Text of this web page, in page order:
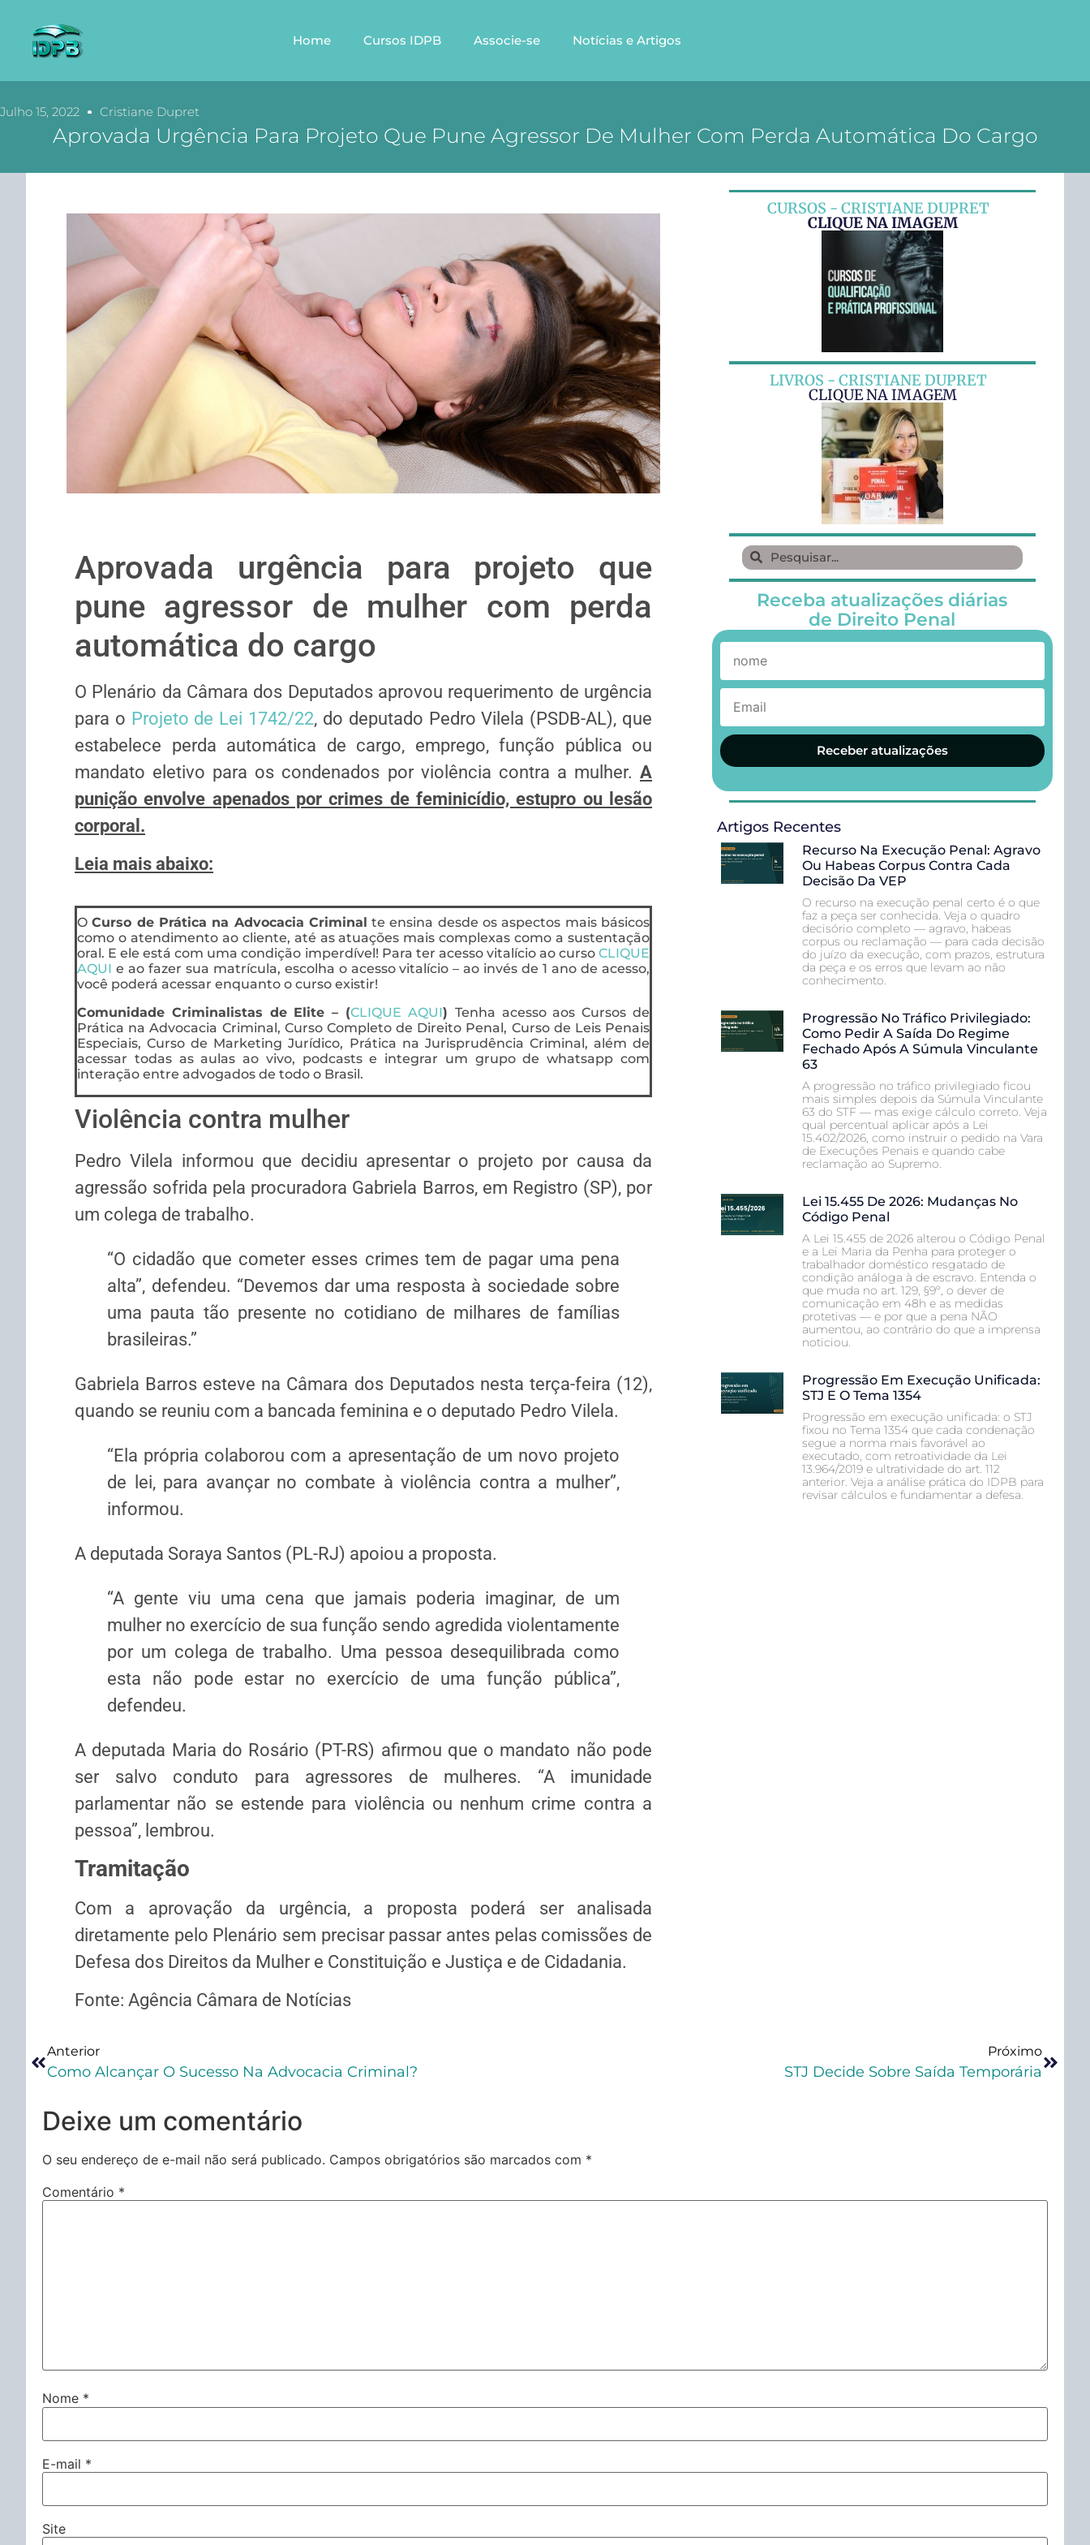
Home Cursos IDPB Associe-se Notícias e Artigos
Julho 15, 2022 Cristiane Dupret
Aprovada Urgência Para Projeto Que Pune Agressor De Mulher Com Perda Automática Do Cargo
Aprovada urgência para projeto que
pune agressor de mulher com perda
automática do cargo
O Plenário da Câmara dos Deputados aprovou requerimento de urgência
para o Projeto de Lei 1742/22, do deputado Pedro Vilela (PSDB-AL), que
estabelece perda automática de cargo, emprego, função pública ou
mandato eletivo para os condenados por violência contra a mulher. A
punição envolve apenados por crimes de feminicídio, estupro ou lesão
corporal.
Leia mais abaixo:
OCurso de Prática na Advocacia Criminal te ensina desde os aspectos mais básicos
como o atendimento ao cliente, até as atuações mais complexas como a sustentação
oral. E ele está com uma condição imperdível! Para ter acesso vitalício ao curso CLIQUE
AQUI e ao fazer sua matrícula, escolha o acesso vitalício – ao invés de 1 ano de acesso,
você poderá acessar enquanto o curso existir!
Comunidade Criminalistas de Elite – (CLIQUE AQUI) Tenha acesso aos Cursos de
Prática na Advocacia Criminal, Curso Completo de Direito Penal, Curso de Leis Penais
Especiais, Curso de Marketing Jurídico, Prática na Jurisprudência Criminal, além de
acessar todas as aulas ao vivo, podcasts e integrar um grupo de whatsapp com
interação entre advogados de todo o Brasil.
Violência contra mulher
Pedro Vilela informou que decidiu apresentar o projeto por causa da
agressão sofrida pela procuradora Gabriela Barros, em Registro (SP), por
um colega de trabalho.
“O cidadão que cometer esses crimes tem de pagar uma pena
alta”, defendeu. “Devemos dar uma resposta à sociedade sobre
uma pauta tão presente no cotidiano de milhares de famílias
brasileiras.”
Gabriela Barros esteve na Câmara dos Deputados nesta terça-feira (12),
quando se reuniu com a bancada feminina e o deputado Pedro Vilela.
“Ela própria colaborou com a apresentação de um novo projeto
de lei, para avançar no combate à violência contra a mulher”,
informou.
A deputada Soraya Santos (PL-RJ) apoiou a proposta.
“A gente viu uma cena que jamais poderia imaginar, de um
mulher no exercício de sua função sendo agredida violentamente
por um colega de trabalho. Uma pessoa desequilibrada como
esta não pode estar no exercício de uma função pública”,
defendeu.
A deputada Maria do Rosário (PT-RS) afirmou que o mandato não pode
ser salvo conduto para agressores de mulheres. “A imunidade
parlamentar não se estende para violência ou nenhum crime contra a
pessoa”, lembrou.
Tramitação
Com a aprovação da urgência, a proposta poderá ser analisada
diretamente pelo Plenário sem precisar passar antes pelas comissões de
Defesa dos Direitos da Mulher e Constituição e Justiça e de Cidadania.
Fonte: Agência Câmara de Notícias
CURSOS - CRISTIANE DUPRET
CLIQUE NA IMAGEM
LIVROS - CRISTIANE DUPRET
CLIQUE NA IMAGEM
Receba atualizações diárias
de Direito Penal
Receber atualizações
Artigos Recentes
Recurso Na Execução Penal: Agravo
Ou Habeas Corpus Contra Cada
Decisão Da VEP
O recurso na execução penal certo é o que
faz a peça ser conhecida. Veja o quadro
decisório completo — agravo, habeas
corpus ou reclamação — para cada decisão
do juízo da execução, com prazos, estrutura
da peça e os erros que levam ao não
conhecimento.
Progressão No Tráfico Privilegiado:
Como Pedir A Saída Do Regime
Fechado Após A Súmula Vinculante
63
A progressão no tráfico privilegiado ficou
mais simples depois da Súmula Vinculante
63 do STF — mas exige cálculo correto. Veja
qual percentual aplicar após a Lei
15.402/2026, como instruir o pedido na Vara
de Execuções Penais e quando cabe
reclamação ao Supremo.
Lei 15.455 De 2026: Mudanças No
Código Penal
A Lei 15.455 de 2026 alterou o Código Penal
e a Lei Maria da Penha para proteger o
trabalhador doméstico resgatado de
condição análoga à de escravo. Entenda o
que muda no art. 129, §9º, o dever de
comunicação em 48h e as medidas
protetivas — e por que a pena NÃO
aumentou, ao contrário do que a imprensa
noticiou.
Progressão Em Execução Unificada:
STJ E O Tema 1354
Progressão em execução unificada: o STJ
fixou no Tema 1354 que cada condenação
segue a norma mais favorável ao
executado, com retroatividade da Lei
13.964/2019 e ultratividade do art. 112
anterior. Veja a análise prática do IDPB para
revisar cálculos e fundamentar a defesa.
Anterior
Como Alcançar O Sucesso Na Advocacia Criminal?
Próximo
STJ Decide Sobre Saída Temporária
Deixe um comentário
O seu endereço de e-mail não será publicado. Campos obrigatórios são marcados com *
Comentário *
Nome *
E-mail *
Site